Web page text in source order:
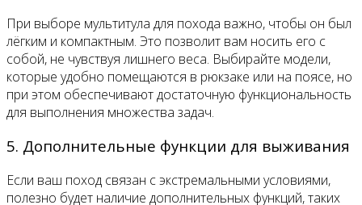
При выборе мультитула для похода важно, чтобы он был
лёгким и компактным. Это позволит вам носить его с
собой, не чувствуя лишнего веса. Выбирайте модели,
которые удобно помещаются в рюкзаке или на поясе, но
при этом обеспечивают достаточную функциональность
для выполнения множества задач.
5. Дополнительные функции для выживания
Если ваш поход связан с экстремальными условиями,
полезно будет наличие дополнительных функций, таких